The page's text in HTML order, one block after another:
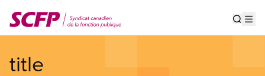
au
contenu
title